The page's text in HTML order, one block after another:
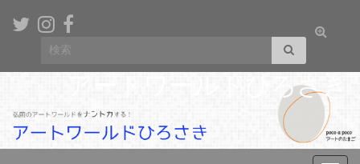
Toggle
form
Search for:
アートワールドひろさき